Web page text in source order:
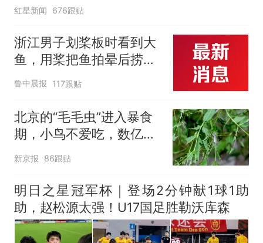
红星新闻 676跟贴
浙江男子划桨板时看到大
鱼，用桨把鱼拍晕后捞
起；当事人：鱼重7斤6
两，做成红烧辣子鱼块，
味道很好
鲁中晨报 117跟贴
北京的“毛毛虫”进入暴食
期，小鸟不爱吃，数亿头
小蜂迎战
新京报 86跟贴
明日之星冠军杯｜登场2分钟献1球1助
助，赵松源太强！U17国足胜勒沃库森